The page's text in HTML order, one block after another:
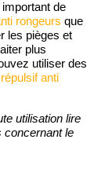
de
rongeurs que
les pièges et
plus
utiliser des
répulsif anti
utilisation lire
concernant le